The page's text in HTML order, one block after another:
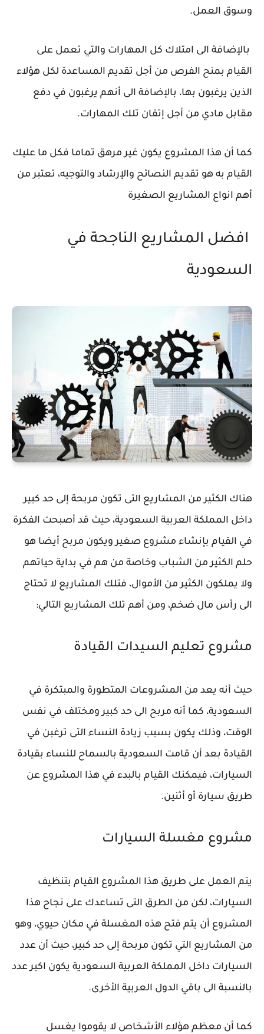
وسوق العمل.
بالإضافة الى امتلاك كل المهارات والتي تعمل على
القيام بمنح الفرص من أجل تقديم المساعدة لكل هؤلاء
الذين يرغبون بها، بالإضافة الى أنهم يرغبون في دفع
مقابل مادي من أجل إتقان تلك المهارات.
كما أن هذا المشروع يكون غير مرهق تماما فكل ما عليك
القيام به هو تقديم النصائح والإرشاد والتوجيه، تعتبر من
أهم انواع المشاريع الصغيرة
افضل المشاريع الناجحة في
السعودية
هناك الكثير من المشاريع التى تكون مربحة إلى حد كبير
داخل المملكة العربية السعودية، حيث قد أصبحت الفكرة
في القيام بإنشاء مشروع صغير ويكون مربح أيضا هو
حلم الكثير من الشباب وخاصة من هم في بداية حياتهم
ولا يملكون الكثير من الأموال، فتلك المشاريع لا تحتاج
الى رأس مال ضخم، ومن أهم تلك المشاريع التالي:
مشروع تعليم السيدات القيادة
حيث أنه يعد من المشروعات المتطورة والمبتكرة في
السعودية، كما أنه مربح الى حد كبير ومختلف في نفس
الوقت، وذلك يكون بسبب زيادة النساء التى ترغبن في
القيادة بعد أن قامت السعودية بالسماح للنساء بقيادة
السيارات، فيمكنك القيام بالبدء في هذا المشروع عن
طريق سيارة أو أثنين.
مشروع مغسلة السيارات
يتم العمل على طريق هذا المشروع القيام بتنظيف
السيارات، لكن من الطرق التى تساعدك على نجاح هذا
المشروع أن يتم فتح هذه المغسلة في مكان حيوي، وهو
من المشاريع التي تكون مربحة إلى حد كبير، حيث أن عدد
السيارات داخل المملكة العربية السعودية يكون اكبر عدد
بالنسبة الى باقي الدول العربية الأخرى.
كما أن معظم هؤلاء الأشخاص لا يقوموا يغسل